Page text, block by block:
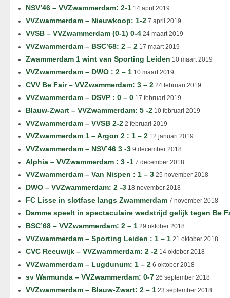
NSV’46 – VVZwammerdam: 2-1 14 april 2019
VVZwammerdam – Nieuwkoop: 1-2 7 april 2019
VVSB – VVZwammerdam (0-1) 0-4 24 maart 2019
VVZwammerdam – BSC’68: 2 – 2 17 maart 2019
Zwammerdam 1 wint van Sporting Leiden 10 maart 2019
VVZwammerdam – DWO : 2 – 1 10 maart 2019
CVV Be Fair – VVZwammerdam: 3 – 2 24 februari 2019
VVZwammerdam – DSVP : 0 – 0 17 februari 2019
Blauw-Zwart – VVZwammerdam: 5 -2 10 februari 2019
VVZwammerdam – VVSB 2-2 2 februari 2019
VVZwammerdam 1 – Argon 2 : 1 – 2 12 januari 2019
VVZwammerdam – NSV’46 3 -3 9 december 2018
Alphia – VVZwammerdam : 3 -1 7 december 2018
VVZwammerdam – Van Nispen : 1 – 3 25 november 2018
DWO – VVZwammerdam: 2 -3 18 november 2018
FC Lisse in slotfase langs Zwammerdam 7 november 2018
Damme speelt in spectaculaire wedstrijd gelijk tegen Be
BSC’68 – VVZwammerdam: 2 – 1 29 oktober 2018
VVZwammerdam – Sporting Leiden : 1 – 1 21 oktober 2018
CVC Reeuwijk – VVZwammerdam: 2 -2 14 oktober 2018
VVZwammerdam – Lugdunum: 1 – 2 6 oktober 2018
sv Warmunda – VVZwammerdam: 0-7 26 september 2018
VVZwammerdam – Blauw-Zwart: 2 – 1 23 september 2018